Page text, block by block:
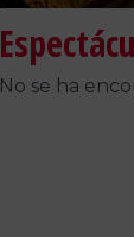
No se ha